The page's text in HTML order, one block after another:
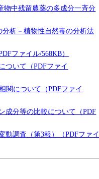
物中残留農薬の多成分一斉分
析－植物性自然毒の分析法
ファイル/568KB）
ついて（PDFファイ
関について（PDFファイ
成分等の比較について（PDF
動調査（第3報）（PDFファイ